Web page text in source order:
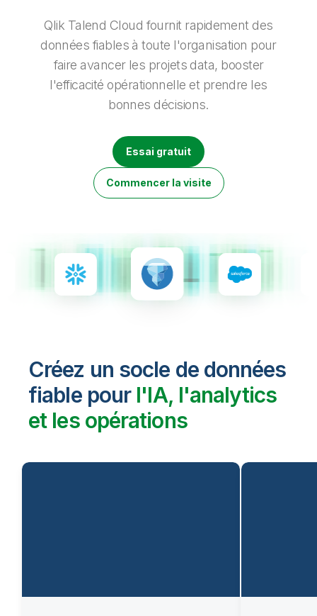
Documentation produits
Nos bureaux dans le monde
Talend
Qlik Talend Cloud fournit rapidement des
données fiables à toute l'organisation pour
faire avancer les projets data, booster
l'efficacité opérationnelle et prendre les
bonnes décisions.
Essai gratuit
Commencer la visite
Créez un socle de données
fiable pour l'IA, l'analytics
et les opérations